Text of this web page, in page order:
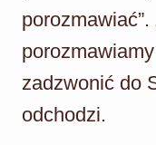
zadzwonić do
odchodzi.